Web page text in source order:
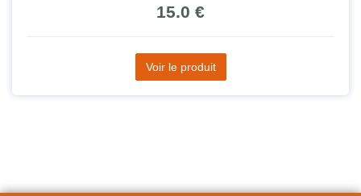
15.0 €
Voir le produit